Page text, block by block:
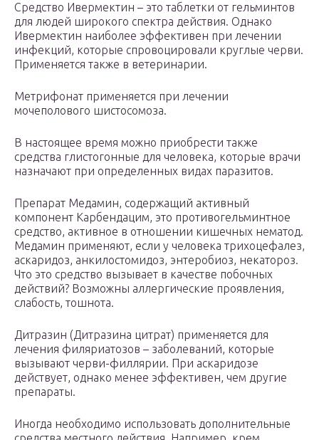
Средство Ивермектин – это таблетки от гельминтов
для людей широкого спектра действия. Однако
Ивермектин наиболее эффективен при лечении
инфекций, которые спровоцировали круглые черви.
Применяется также в ветеринарии.
Метрифонат применяется при лечении
мочеполового шистосомоза.
В настоящее время можно приобрести также
средства глистогонные для человека, которые врачи
назначают при определенных видах паразитов.
Препарат Медамин, содержащий активный
компонент Карбендацим, это противогельминтное
средство, активное в отношении кишечных нематод.
Медамин применяют, если у человека трихоцефалез,
аскаридоз, анкилостомидоз, энтеробиоз, некатороз.
Что это средство вызывает в качестве побочных
действий? Возможны аллергические проявления,
слабость, тошнота.
Дитразин (Дитразина цитрат) применяется для
лечения филяриатозов – заболеваний, которые
вызывают черви-филлярии. При аскаридозе
действует, однако менее эффективен, чем другие
препараты.
Иногда необходимо использовать дополнительные